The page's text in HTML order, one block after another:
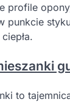
profile
punkcie
to